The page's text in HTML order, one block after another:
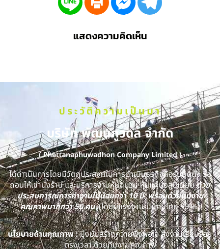
แสดงความคิดเห็น
ประวัติความเป็นมา
บริษัท พัฒนภูวดล จำกัด
( Phattanaphuwadhon Company Limited )
ได้ดำเนินการโดยมีวัตถุประสงค์ในการดำเนินธุรกิจคือรับติดตั้ง รื้อ
ถอนให้เช่านั่งร้าน และบริการงานหุ้มฉนวน หุ้มแผ่นอลูมิเนียมด้วย
ประสบการณ์การทำงานไม่น้อยกว่า 10 ปี พร้อมด้วยทีมงาน
คุณภาพมากกว่า 50 คน(โดยมีแรงงานเป็นคนไทย 99 %)
นโยบายด้านคุณภาพ :มุ่งมั่นสร้างความพึงพอใจ ส่งงานเรียบร้อย
ตรงเวลา ด้วยทีมงานคุณภาพ